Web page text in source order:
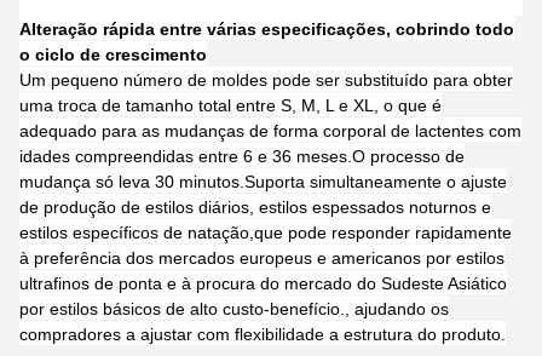
Alteração rápida entre várias especificações, cobrindo todo
o ciclo de crescimento
Um pequeno número de moldes pode ser substituído para obter
uma troca de tamanho total entre S, M, L e XL, o que é
adequado para as mudanças de forma corporal de lactentes com
idades compreendidas entre 6 e 36 meses.O processo de
mudança só leva 30 minutos.Suporta simultaneamente o ajuste
de produção de estilos diários, estilos espessados noturnos e
estilos específicos de natação,que pode responder rapidamente
à preferência dos mercados europeus e americanos por estilos
ultrafinos de ponta e à procura do mercado do Sudeste Asiático
por estilos básicos de alto custo-benefício., ajudando os
compradores a ajustar com flexibilidade a estrutura do produto.